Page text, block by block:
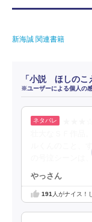
新海誠 関連書籍
「小説 ほしのこ
※ユーザーによる個人の
ルくんのこと、
の号泣シーンは
やっさん
191 人がナイス！